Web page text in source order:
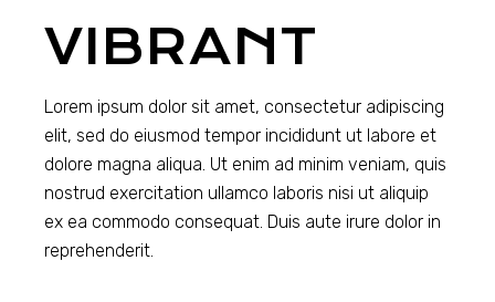
VIBRANT
Lorem ipsum dolor sit amet, consectetur adipiscing
elit, sed do eiusmod tempor incididunt ut labore et
dolore magna aliqua. Ut enim ad minim veniam, quis
nostrud exercitation ullamco laboris nisi ut aliquip
ex ea commodo consequat. Duis aute irure dolor in
reprehenderit.